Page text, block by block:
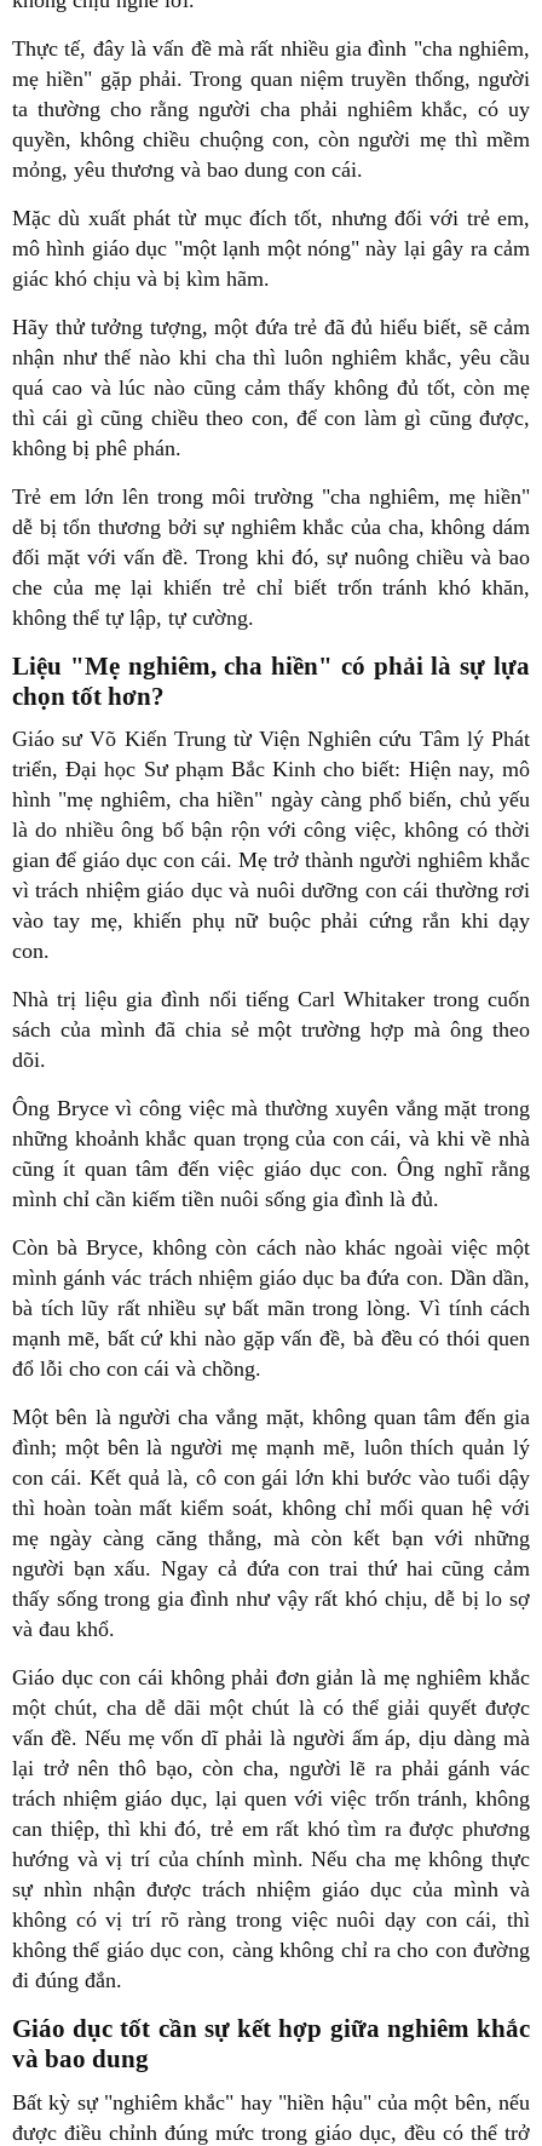
Thực tế, đây là vấn đề mà rất nhiều gia đình "cha nghiêm,
mẹ hiền" gặp phải. Trong quan niệm truyền thống, người
ta thường cho rằng người cha phải nghiêm khắc, có uy
quyền, không chiều chuộng con, còn người mẹ thì mềm
mỏng, yêu thương và bao dung con cái.
Mặc dù xuất phát từ mục đích tốt, nhưng đối với trẻ em,
mô hình giáo dục "một lạnh một nóng" này lại gây ra cảm
giác khó chịu và bị kìm hãm.
Hãy thử tưởng tượng, một đứa trẻ đã đủ hiểu biết, sẽ cảm
nhận như thế nào khi cha thì luôn nghiêm khắc, yêu cầu
quá cao và lúc nào cũng cảm thấy không đủ tốt, còn mẹ
thì cái gì cũng chiều theo con, để con làm gì cũng được,
không bị phê phán.
Trẻ em lớn lên trong môi trường "cha nghiêm, mẹ hiền"
dễ bị tổn thương bởi sự nghiêm khắc của cha, không dám
đối mặt với vấn đề. Trong khi đó, sự nuông chiều và bao
che của mẹ lại khiến trẻ chỉ biết trốn tránh khó khăn,
không thể tự lập, tự cường.
Liệu "Mẹ nghiêm, cha hiền" có phải là sự lựa
chọn tốt hơn?
Giáo sư Võ Kiến Trung từ Viện Nghiên cứu Tâm lý Phát
triển, Đại học Sư phạm Bắc Kinh cho biết: Hiện nay, mô
hình "mẹ nghiêm, cha hiền" ngày càng phổ biến, chủ yếu
là do nhiều ông bố bận rộn với công việc, không có thời
gian để giáo dục con cái. Mẹ trở thành người nghiêm khắc
vì trách nhiệm giáo dục và nuôi dưỡng con cái thường rơi
vào tay mẹ, khiến phụ nữ buộc phải cứng rắn khi dạy
con.
Nhà trị liệu gia đình nổi tiếng Carl Whitaker trong cuốn
sách của mình đã chia sẻ một trường hợp mà ông theo
dõi.
Ông Bryce vì công việc mà thường xuyên vắng mặt trong
những khoảnh khắc quan trọng của con cái, và khi về nhà
cũng ít quan tâm đến việc giáo dục con. Ông nghĩ rằng
mình chỉ cần kiếm tiền nuôi sống gia đình là đủ.
Còn bà Bryce, không còn cách nào khác ngoài việc một
mình gánh vác trách nhiệm giáo dục ba đứa con. Dần dần,
bà tích lũy rất nhiều sự bất mãn trong lòng. Vì tính cách
mạnh mẽ, bất cứ khi nào gặp vấn đề, bà đều có thói quen
đổ lỗi cho con cái và chồng.
Một bên là người cha vắng mặt, không quan tâm đến gia
đình; một bên là người mẹ mạnh mẽ, luôn thích quản lý
con cái. Kết quả là, cô con gái lớn khi bước vào tuổi dậy
thì hoàn toàn mất kiểm soát, không chỉ mối quan hệ với
mẹ ngày càng căng thẳng, mà còn kết bạn với những
người bạn xấu. Ngay cả đứa con trai thứ hai cũng cảm
thấy sống trong gia đình như vậy rất khó chịu, dễ bị lo sợ
và đau khổ.
Giáo dục con cái không phải đơn giản là mẹ nghiêm khắc
một chút, cha dễ dãi một chút là có thể giải quyết được
vấn đề. Nếu mẹ vốn dĩ phải là người ấm áp, dịu dàng mà
lại trở nên thô bạo, còn cha, người lẽ ra phải gánh vác
trách nhiệm giáo dục, lại quen với việc trốn tránh, không
can thiệp, thì khi đó, trẻ em rất khó tìm ra được phương
hướng và vị trí của chính mình. Nếu cha mẹ không thực
sự nhìn nhận được trách nhiệm giáo dục của mình và
không có vị trí rõ ràng trong việc nuôi dạy con cái, thì
không thể giáo dục con, càng không chỉ ra cho con đường
đi đúng đắn.
Giáo dục tốt cần sự kết hợp giữa nghiêm khắc
và bao dung
Bất kỳ sự "nghiêm khắc" hay "hiền hậu" của một bên, nếu
được điều chỉnh đúng mức trong giáo dục, đều có thể trở